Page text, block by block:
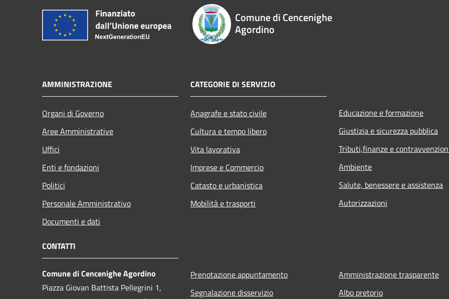
Comune di Cencenighe
Agordino
AMMINISTRAZIONE
Organi di Governo
Aree Amministrative
Uffici
Enti e fondazioni
Politici
Personale Amministrativo
Documenti e dati
CATEGORIE DI SERVIZIO
Anagrafe e stato civile
Cultura e tempo libero
Vita lavorativa
Imprese e Commercio
Catasto e urbanistica
Mobilità e trasporti
Educazione e formazione
Giustizia e sicurezza pubblica
Tributi,finanze e
Ambiente
Salute, benessere e assistenza
Autorizzazioni
CONTATTI
Comune di Cencenighe Agordino
Piazza Giovan Battista Pellegrini 1,
Prenotazione appuntamento
Segnalazione disservizio
Amministrazione trasparente
Albo pretorio